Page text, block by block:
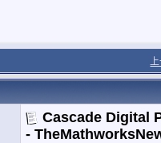
Cascade Digital
-